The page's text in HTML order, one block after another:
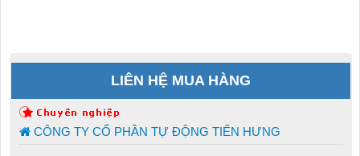
LIÊN HỆ MUA HÀNG
CÔNG TY CỔ PHẦN TỰ ĐỘNG TIẾN HƯNG